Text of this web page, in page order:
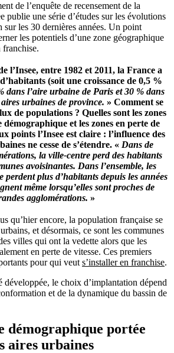
de l’enquête de recensement de la
publie une série d’études sur les évolutions
les 30 dernières années. Un point
les potentiels d’une zone géographique
franchise.
l’Insee, entre 1982 et 2011, la France a
(soit une croissance de 0,5 %
dans l’aire urbaine de Paris et 30 % dans
urbaines de province. » Comment se
de populations ? Quelles sont les zones
et les zones en perte de
points l’Insee est claire : l’influence des
ne cesse de s’étendre. « Dans de
la ville-centre perd des habitants
avoisinantes. Dans l’ensemble, les
perdent plus d’habitants depuis les années
même lorsqu’elles sont proches de
agglomérations. »
qu’hier encore, la population française se
et désormais, ce sont les communes
villes qui ont la vedette alors que les
en perte de vitesse. Ces premiers
pour qui veuts’installer en franchise.
développée, le choix d’implantation dépend
et de la dynamique du bassin de
démographique portée
aires urbaines